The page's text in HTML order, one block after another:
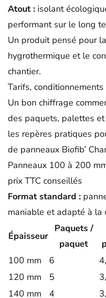
Atout : isolant
performant sur le long
Un produit pensé pour
hygrothermique et le
chantier.
Tarifs,
Un bon chiffrage
des paquets, palettes et
les repères pratiques
de panneaux Biofib’
Panneaux 100 à 200
prix TTC conseillés
Format standard :
maniable et adapté à la
Épaisseur
Paquets /
paquet
100 mm
6
120 mm
5
140 mm
4